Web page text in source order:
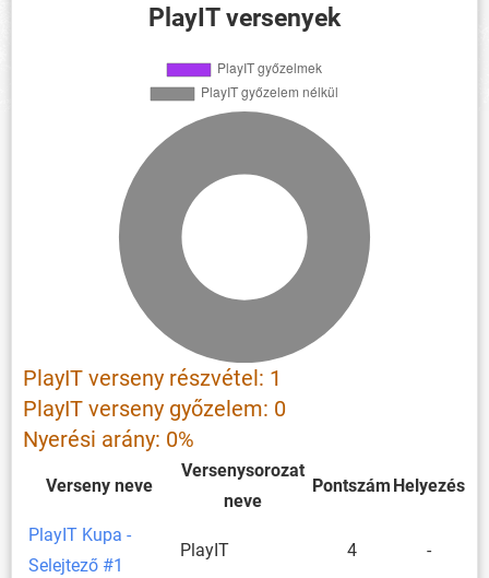
PlayIT versenyek
PlayIT verseny részvétel: 1
PlayIT verseny győzelem: 0
Nyerési arány: 0%
Verseny neve
Versenysorozat
neve
Pontszám Helyezés
PlayIT Kupa -
Selejtező #1
PlayIT 4 -